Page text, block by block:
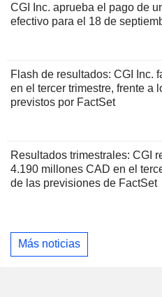
CGI Inc. aprueba el pago de
efectivo para el 18 de
Flash de resultados: CGI Inc.
en el tercer trimestre, frente a
previstos por FactSet
Resultados trimestrales: CGI
4.190 millones CAD en el
de las previsiones de FactSet
Más noticias